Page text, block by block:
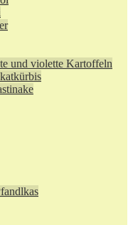
und violette Kartoffeln